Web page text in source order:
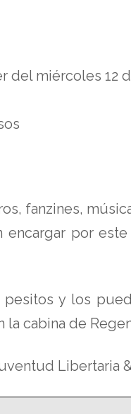
del miércoles 12
fanzines,
por
y los
cabina de
Libertaria